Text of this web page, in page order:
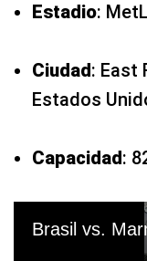
Estadio:
Ciudad: East
Estados
Capacidad: